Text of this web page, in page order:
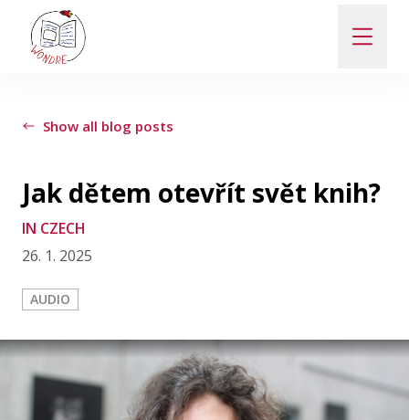
PEOPLE
CONTACT
PRO VEŘEJNOST A MÉDIA
Show all blog posts
Jak dětem otevřít svět knih?
IN CZECH
26. 1. 2025
AUDIO